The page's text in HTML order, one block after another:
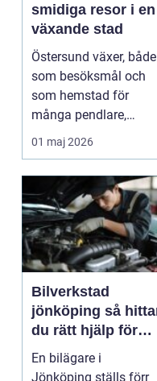
smidiga resor i en
växande stad
Östersund växer, både
som besöksmål och
som hemstad för
många pendlare,
studenter och
01 maj 2026
Bilverkstad
jönköping så hittar
du rätt hjälp för
bilen
En bilägare i
Jönköping ställs förr